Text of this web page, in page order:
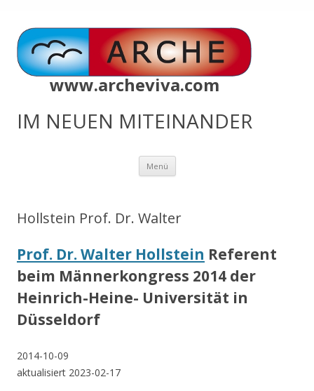
www.archeviva.com
IM NEUEN MITEINANDER
Menü Zum
springen
Hollstein Prof. Dr. Walter
Prof. Dr. Walter Hollstein Referent
beim Männerkongress 2014 der
Heinrich-Heine- Universität in
Düsseldorf
2014-10-09
aktualisiert 2023-02-17